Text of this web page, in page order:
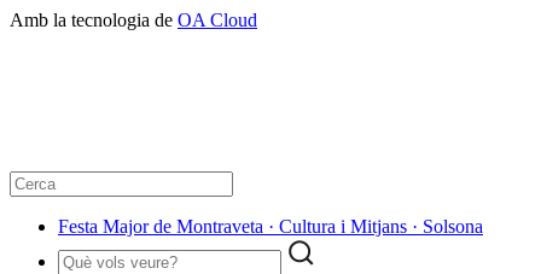
Amb la tecnologia de OA Cloud
Festa Major de Montraveta · Cultura i Mitjans · Solsona